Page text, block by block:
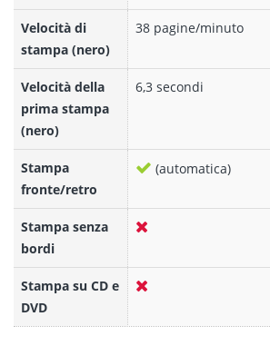
Velocità di
stampa (nero)
38 pagine/minuto
Velocità della
prima stampa
(nero)
6,3 secondi
Stampa
fronte/retro
(automatica)
Stampa senza
bordi
Stampa su CD e
DVD